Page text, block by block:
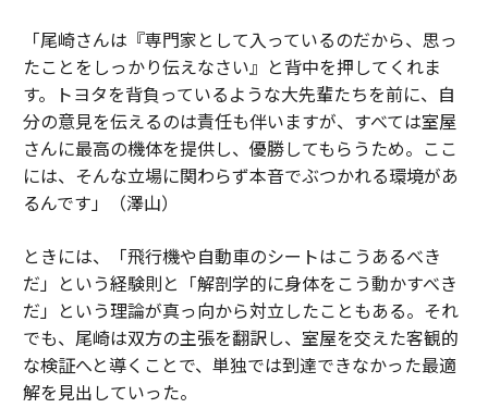
「尾崎さんは『専門家として入っているのだから、思っ
たことをしっかり伝えなさい』と背中を押してくれま
す。トヨタを背負っているような大先輩たちを前に、自
分の意見を伝えるのは責任も伴いますが、すべては室屋
さんに最高の機体を提供し、優勝してもらうため。ここ
には、そんな立場に関わらず本音でぶつかれる環境があ
るんです」（澤山）
ときには、「飛行機や自動車のシートはこうあるべき
だ」という経験則と「解剖学的に身体をこう動かすべき
だ」という理論が真っ向から対立したこともある。それ
でも、尾崎は双方の主張を翻訳し、室屋を交えた客観的
な検証へと導くことで、単独では到達できなかった最適
解を見出していった。